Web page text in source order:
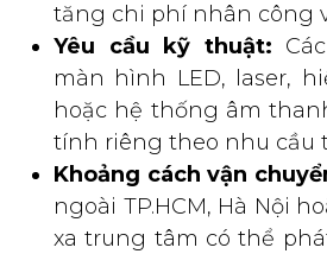
tăng chi phí nhân công
Yêu cầu kỹ thuật:
màn hình LED, laser,
hoặc hệ thống âm
tính riêng theo nhu cầu
Khoảng cách vận
ngoài TP.HCM, Hà Nội
xa trung tâm có thể